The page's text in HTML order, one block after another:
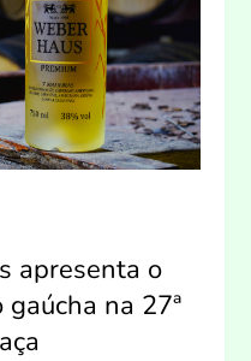
apresenta o
na 27ª